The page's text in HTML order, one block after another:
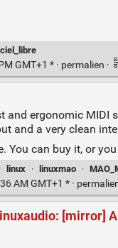
GMT+1 * · permalien ·
and ergonomic MIDI
and a very clean
You can buy it, or
· linux · linuxmao ·
AM GMT+1 * ·
[mirror]